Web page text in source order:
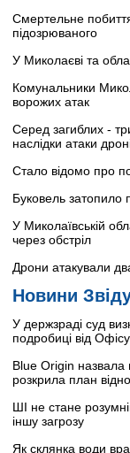
Смертельне
підозрюваного
У Миколаєві та
Комунальники
ворожих атак
Серед загиблих -
наслідки атаки
Стало відомо про
Буковель затопило
У Миколаївській
через обстріл
Дрони атакували
Новини
У держзраді суд
подробиці від
Blue Origin назвала
розкрила план
ШІ не стане
іншу загрозу
Як склянка води